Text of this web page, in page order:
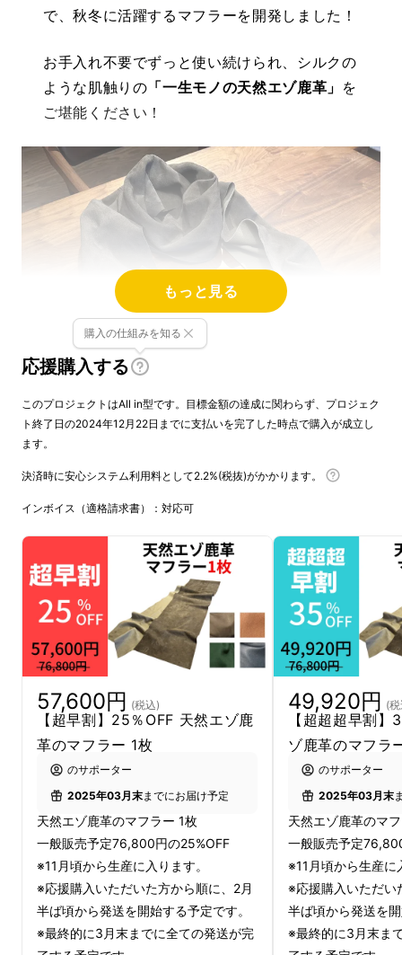
で、秋冬に活躍するマフラーを開発しました！
お手入れ不要でずっと使い続けられ、シルクの
ような肌触りの 「一生モノの天然エゾ鹿革」 を
ご堪能ください！
もっと見る
応援購入する
購入の仕組みを知る
このプロジェクトはAll in型です。目標金額の達成に関わらず、プロジェク
ト終了日の2024年12月22日までに支払いを完了した時点で購入が成立し
ます。
決済時に安心システム利用料として2.2%(税抜)がかかります。
インボイス（適格請求書）：対応可
57,600円 (税込)
【超早割】25％OFF 天然エゾ鹿
革のマフラー 1枚
のサポーター
2025年03月末までにお届け予定
天然エゾ鹿革のマフラー 1枚
一般販売予定76,800円の25%OFF
※11月頃から生産に入ります。
※応援購入いただいた方から順に、2月
半ば頃から発送を開始する予定です。
※最終的に3月末までに全ての発送が完
49,920円 (
【超超超早割
ゾ鹿革のマフラ
のサポーター
2025年03月末
天然エゾ鹿革のマ
一般販売予定
※11月頃から生産に
※応援購入いただい
半ば頃から発送を
※最終的に3月末ま